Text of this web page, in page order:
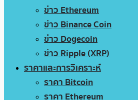
ข่าว Ethereum
ข่าว Binance Coin
ข่าว Dogecoin
ข่าว Ripple (XRP)
ราคาและการวิเคราะห์
ราคา Bitcoin
ราคา Ethereum